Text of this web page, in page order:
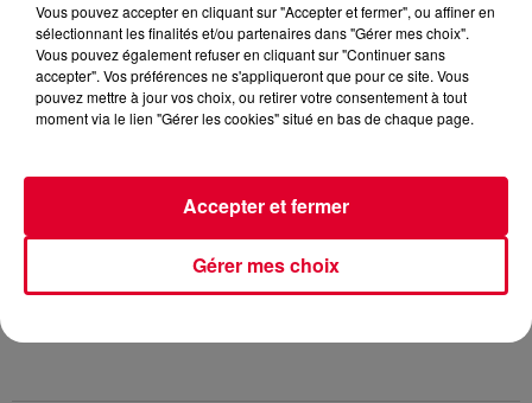
Vous pouvez accepter en cliquant sur "Accepter et fermer", ou affiner en
sélectionnant les finalités et/ou partenaires dans "Gérer mes choix".
Vous pouvez également refuser en cliquant sur "Continuer sans
accepter". Vos préférences ne s'appliqueront que pour ce site. Vous
pouvez mettre à jour vos choix, ou retirer votre consentement à tout
moment via le lien "Gérer les cookies" situé en bas de chaque page.
Gérer mes choix
Accepter et fermer